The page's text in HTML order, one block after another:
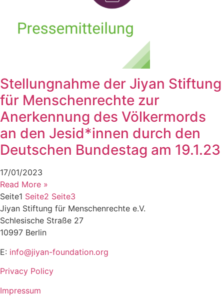
Stellungnahme der Jiyan Stiftung
für Menschenrechte zur
Anerkennung des Völkermords
an den Jesid*innen durch den
Deutschen Bundestag am 19.1.23
17/01/2023
Read More »
Seite1 Seite2 Seite3
Jiyan Stiftung für Menschenrechte e.V.
Schlesische Straße 27
10997 Berlin
E: info@jiyan-foundation.org
Privacy Policy
Impressum